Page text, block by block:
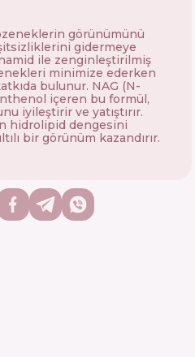
görünümünü
gidermeye
ile zenginleştirilmiş
minimize ederken
bulunur. NAG (N-
içeren bu formül,
iyileştirir ve yatıştırır.
hidrolipid dengesini
bir görünüm kazandırır.